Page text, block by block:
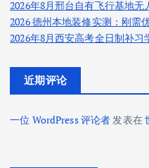
2026年8月邢台自有飞行基地
2026 德州本地装修实测：刚需
2026年8月西安高考全日制补
近期评论
一位 WordPress 评论者发表在